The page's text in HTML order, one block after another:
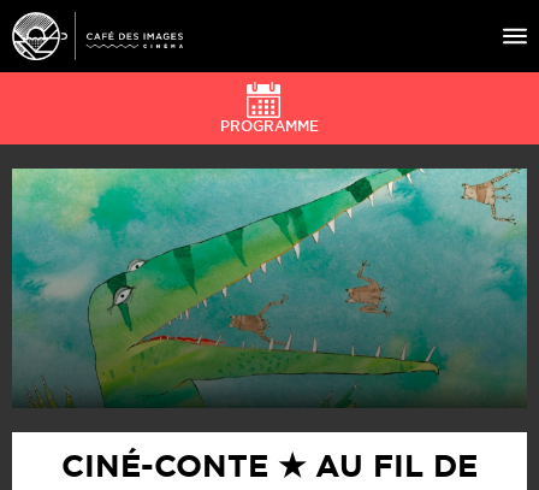
À L’AFFICHE
ÉVÉNEMENTS
CAFÉ DU CINÉ
PRATIQUE
ÉDUCATION AUX IMAGES
PROGRAMME
CINÉ-CONTE ★ AU FIL DE